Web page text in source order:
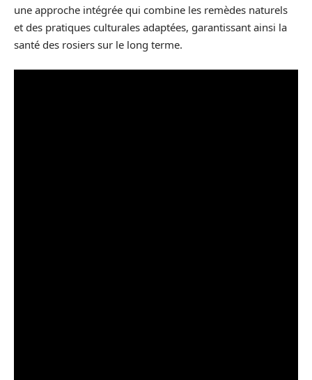
une approche intégrée qui combine les remèdes naturels
et des pratiques culturales adaptées, garantissant ainsi la
santé des rosiers sur le long terme.